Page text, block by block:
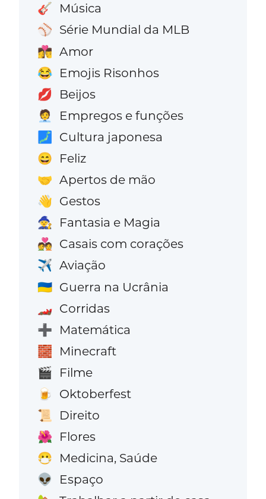
🎸 Música
⚾ Série Mundial da MLB
👩‍❤️‍💋‍👨 Amor
😂 Emojis Risonhos
💋 Beijos
🧑‍💼 Empregos e funções
🗾 Cultura japonesa
😄 Feliz
🤝 Apertos de mão
👋 Gestos
🧙 Fantasia e Magia
💑 Casais com corações
✈️ Aviação
🇺🇦 Guerra na Ucrânia
🏎️ Corridas
➕ Matemática
🧱 Minecraft
🎬 Filme
🍺 Oktoberfest
📜 Direito
🌺 Flores
😷 Medicina, Saúde
👽 Espaço